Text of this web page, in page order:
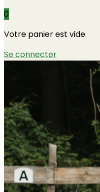
0
Votre panier est vide.
Se connecter